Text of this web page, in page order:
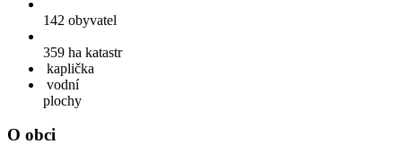
142 obyvatel
359 ha katastr
kaplička
vodní
plochy
O obci